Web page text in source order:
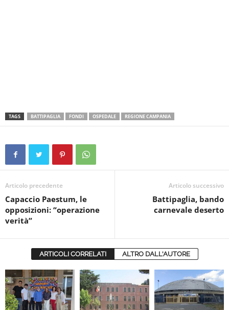
TAGS BATTIPAGLIA FONDI OSPEDALE REGIONE CAMPANIA
Articolo precedente
Capaccio Paestum, le
opposizioni: “operazione
verità”
Articolo successivo
Battipaglia, bando
carnevale deserto
ARTICOLI CORRELATI ALTRO DALL'AUTORE